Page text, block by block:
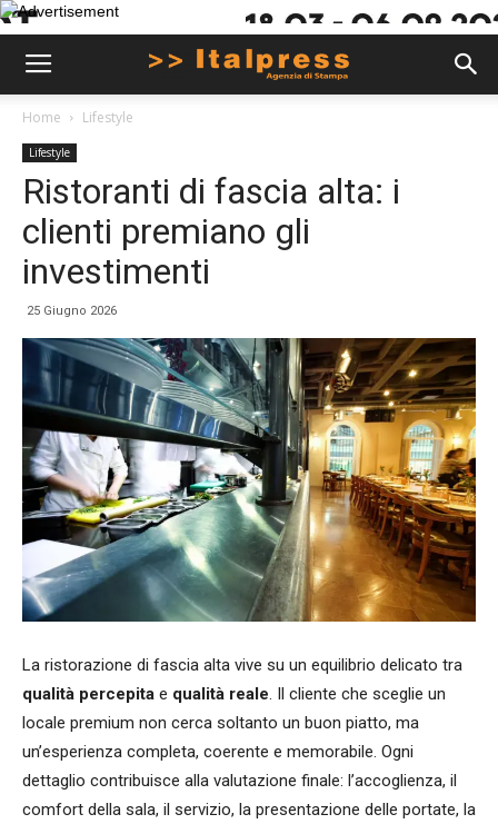
Home Lifestyle
Lifestyle
Ristoranti di fascia alta: i
clienti premiano gli
investimenti
25 Giugno 2026
La ristorazione di fascia alta vive su un equilibrio delicato tra
qualità percepita e qualità reale. Il cliente che sceglie un
locale premium non cerca soltanto un buon piatto, ma
un’esperienza completa, coerente e memorabile. Ogni
dettaglio contribuisce alla valutazione finale: l’accoglienza, il
comfort della sala, il servizio, la presentazione delle portate, la